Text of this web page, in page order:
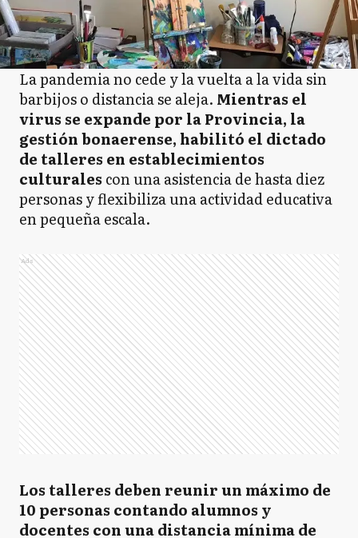
La pandemia no cede y la vuelta a la vida sin
barbijos o distancia se aleja. Mientras el
virus se expande por la Provincia, la
gestión bonaerense, habilitó el dictado
de talleres en establecimientos
culturales con una asistencia de hasta diez
personas y flexibiliza una actividad educativa
en pequeña escala.
Ads
Los talleres deben reunir un máximo de
10 personas contando alumnos y
docentes con una distancia mínima de